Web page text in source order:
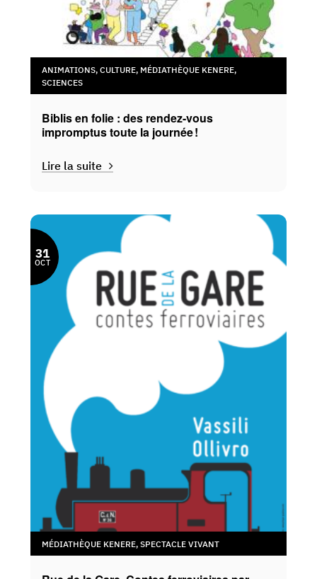
ANIMATIONS,CULTURE, MÉDIATHÈQUE KENERE,
SCIENCES
Biblis en folie : des rendez-vous
impromptus toute la journée !
Lire la suite
31
OCT
MÉDIATHÈQUE KENERE,SPECTACLE VIVANT